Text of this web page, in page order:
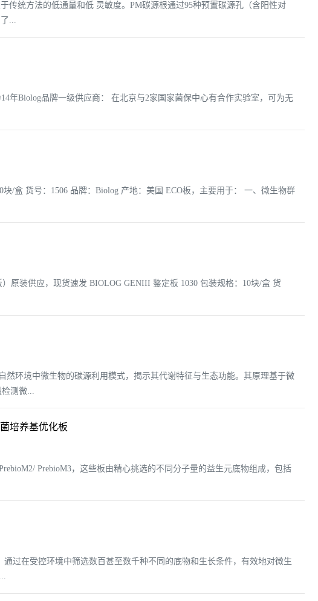
传统方法的低通量和低 灵敏度。PM碳源根通过95种预置碳源孔（含阳性对
...
年Biolog品牌一级供应商： 在北京与2家国家菌保中心有合作实验室，可为无
/盒 货号：1506 品牌：Biolog 产地：美国 ECO板，主要用于： 一、微生物群
原装供应，现货速发 BIOLOG GENIII 鉴定板 1030 包装规格：10块/盒 货
环境中微生物的碳源利用模式，揭示其代谢特征与生态功能。其原理基于微
测微...
培养基优化板
PrebioM3，这些板由精心挑选的不同分子量的益生元底物组成，包括
过在受控环境中筛选数百甚至数千种不同的底物和生长条件，有效地对微生